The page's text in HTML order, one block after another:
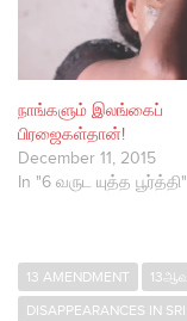
நாங்களும் இலங்கைப்
பிரஜைகள்தான்!
December 11, 2015
In "6 வருட யுத்த பூர்த்தி"
13 AMENDMENT
DISAPPEARANCES IN